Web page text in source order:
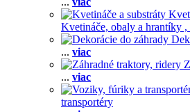
Kvetináče, obaly a hrantíky ,
... viac
... viac
transportéry